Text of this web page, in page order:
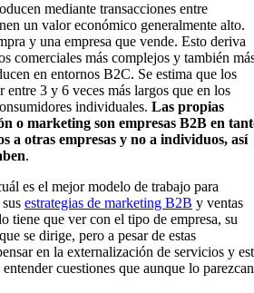
mediante transacciones entre
un valor económico generalmente alto.
y una empresa que vende. Esto deriva
comerciales más complejos y también
en entornos B2C. Se estima que los
entre 3 y 6 veces más largos que en los
individuales. Las propias
o marketing son empresas B2B en
a otras empresas y no a individuos, así
.
es el mejor modelo de trabajo para
estrategias de marketing B2B y ventas
tiene que ver con el tipo de empresa, su
se dirige, pero a pesar de estas
en la externalización de servicios y
cuestiones que aunque lo